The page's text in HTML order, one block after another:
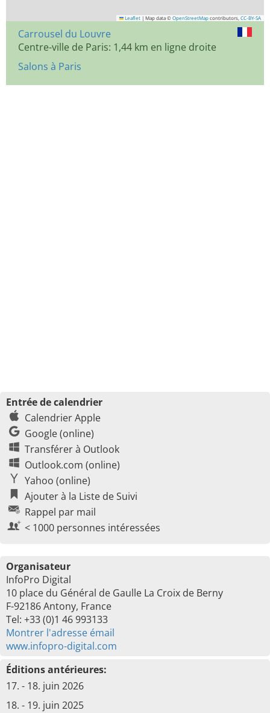
Leaflet | Map data © OpenStreetMap contributors, CC-BY-SA
Carrousel du Louvre
Centre-ville de Paris: 1,44 km en ligne droite
Salons à Paris
Entrée de calendrier
Calendrier Apple
Google (online)
Transférer à Outlook
Outlook.com (online)
Yahoo (online)
Ajouter à la Liste de Suivi
Rappel par mail
< 1000 personnes intéressées
Organisateur
InfoPro Digital
10 place du Général de Gaulle La Croix de Berny
F-92186 Antony, France
Tel: +33 (0)1 46 993133
Montrer l'adresse émail
www.infopro-digital.com
Éditions antérieures:
17. - 18. juin 2026
18. - 19. juin 2025